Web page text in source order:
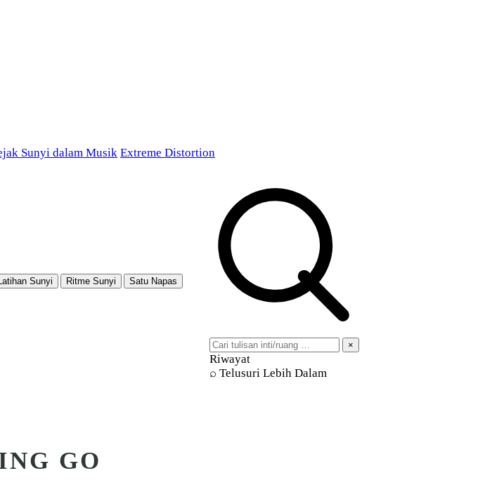
Sunyi dalam Musik Extreme Distortion
Sunyi Ritme Sunyi Satu Napas
×
Riwayat
⌕ Telusuri Lebih Dalam
GO